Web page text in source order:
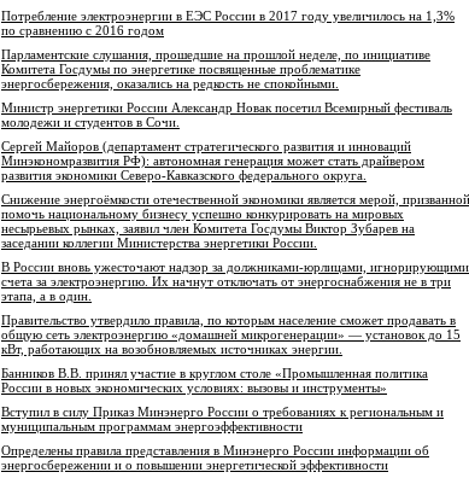
Потребление электроэнергии в ЕЭС России в 2017 году увеличилось на 1,3%
по сравнению с 2016 годом
Парламентские слушания, прошедшие на прошлой неделе, по инициативе
Комитета Госдумы по энергетике посвященные проблематике
энергосбережения, оказались на редкость не спокойными.
Министр энергетики России Александр Новак посетил Всемирный фестиваль
молодежи и студентов в Сочи.
Сергей Майоров (департамент стратегического развития и инноваций
Минэкономразвития РФ): автономная генерация может стать драйвером
развития экономики Северо-Кавказского федерального округа.
Снижение энергоёмкости отечественной экономики является мерой, призванной
помочь национальному бизнесу успешно конкурировать на мировых
несырьевых рынках, заявил член Комитета Госдумы Виктор Зубарев на
заседании коллегии Министерства энергетики России.
В России вновь ужесточают надзор за должниками-юрлицами, игнорирующими
счета за электроэнергию. Их начнут отключать от энергоснабжения не в три
этапа, а в один.
Правительство утвердило правила, по которым население сможет продавать в
общую сеть электроэнергию «домашней микрогенерации» — установок до 15
кВт, работающих на возобновляемых источниках энергии.
Банников В.В. принял участие в круглом столе «Промышленная политика
России в новых экономических условиях: вызовы и инструменты»
Вступил в силу Приказ Минэнерго России о требованиях к региональным и
муниципальным программам энергоэффективности
Определены правила представления в Минэнерго России информации об
энергосбережении и о повышении энергетической эффективности